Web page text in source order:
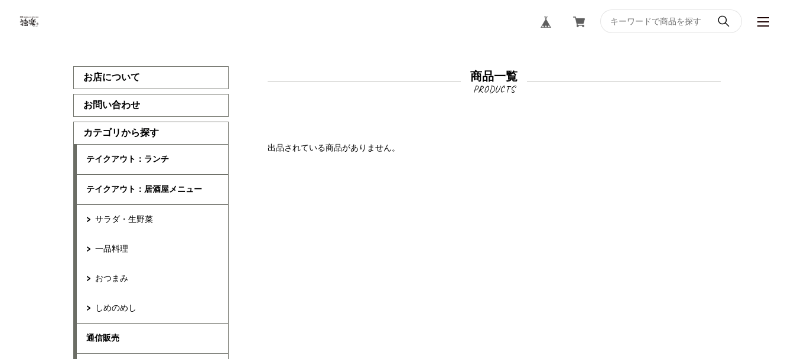
お店について
お問い合わせ
カテゴリから探す
テイクアウト：ランチ
テイクアウト：居酒屋メニュー
サラダ・生野菜
一品料理
おつまみ
しめのめし
通信販売
商品一覧
出品されている商品がありません。